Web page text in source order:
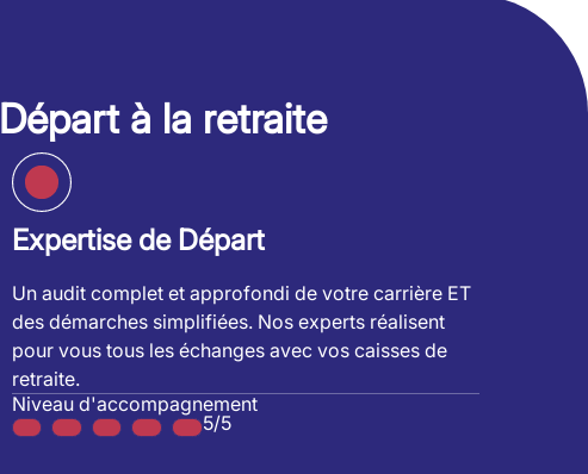
Départ à la retraite
Expertise de Départ
Un audit complet et approfondi de votre carrière ET
des démarches simplifiées. Nos experts réalisent
pour vous tous les échanges avec vos caisses de
retraite.
Niveau d'accompagnement
5/5